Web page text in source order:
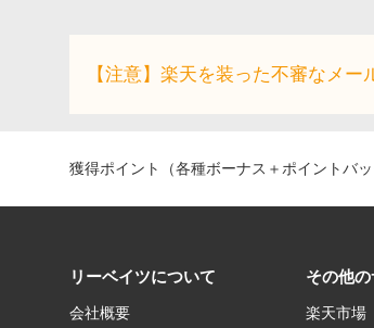
【注意】楽天を装った不審なメー
獲得ポイント（各種ボーナス＋ポイントバ
リーベイツについて
会社概要
その他
楽天市場